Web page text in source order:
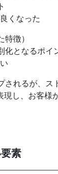
くなった
徴）
化となるポイ
されるが、
し、お客様
素